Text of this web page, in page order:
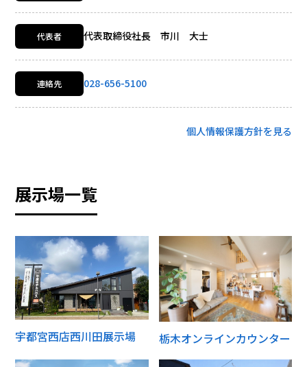
代表者 代表取締役社長 市川 大士
連絡先 028-656-5100
個人情報保護方針を見る
展示場一覧
宇都宮西店西川田展示場 栃木オンラインカウンター